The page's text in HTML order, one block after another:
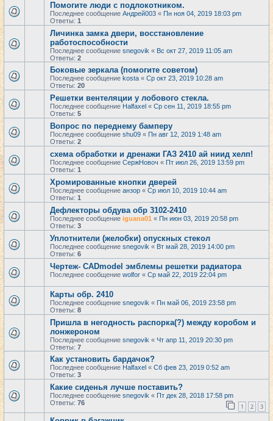
Помогите люди с подлокотником.
Последнее сообщение Андрей003 « Пн ноя 04, 2019 18:03 pm
Ответы: 1
Личинка замка двери, восстановление
работоспособности
Последнее сообщение snegovik « Вс окт 27, 2019 11:05 am
Ответы: 2
Боковые зеркала (помогите советом)
Последнее сообщение kosta « Ср окт 23, 2019 10:28 am
Ответы: 20
Решетки вентеляции у лобового стекла.
Последнее сообщение Halfaxel « Ср сен 11, 2019 18:55 pm
Ответы: 5
Вопрос по переднему бамперу
Последнее сообщение shu09 « Пн авг 12, 2019 1:48 am
Ответы: 2
схема обработки и дренажи ГАЗ 2410 ай ниид хелп!
Последнее сообщение СержНовоч « Пт июл 26, 2019 13:59 pm
Ответы: 1
Хромированные кнопки дверей
Последнее сообщение анзор « Ср июл 10, 2019 10:44 am
Ответы: 1
Дефлекторы обдува обр 3102-2410
Последнее сообщение iguana01 « Пн июн 03, 2019 20:58 pm
Ответы: 3
Уплотнители (желобки) опускных стекол
Последнее сообщение snegovik « Вт май 28, 2019 14:00 pm
Ответы: 6
Чертеж- CADmodel эмблемы решетки радиатора
Последнее сообщение wolfor « Ср май 22, 2019 22:04 pm
Карты обр. 2410
Последнее сообщение snegovik « Пн май 06, 2019 23:58 pm
Ответы: 8
Пришла в негодность распорка(?) между коробом и
лонжероном
Последнее сообщение snegovik « Чт апр 11, 2019 20:30 pm
Ответы: 7
Как установить бардачок?
Последнее сообщение Halfaxel « Сб фев 23, 2019 0:52 am
Ответы: 3
Какие сиденья лучше поставить?
Последнее сообщение snegovik « Пт дек 28, 2018 17:58 pm
Ответы: 76 1 2 3